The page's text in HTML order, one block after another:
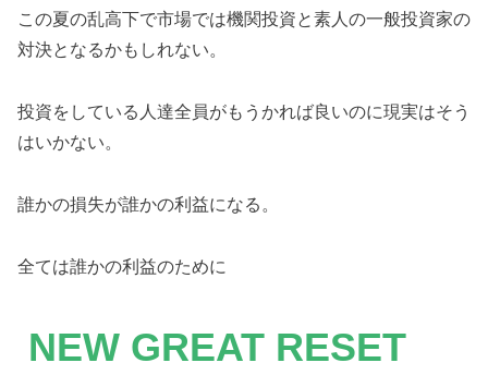
この夏の乱高下で市場では機関投資と素人の一般投資家の
対決となるかもしれない。
投資をしている人達全員がもうかれば良いのに現実はそう
はいかない。
誰かの損失が誰かの利益になる。
全ては誰かの利益のために
NEW GREAT RESET